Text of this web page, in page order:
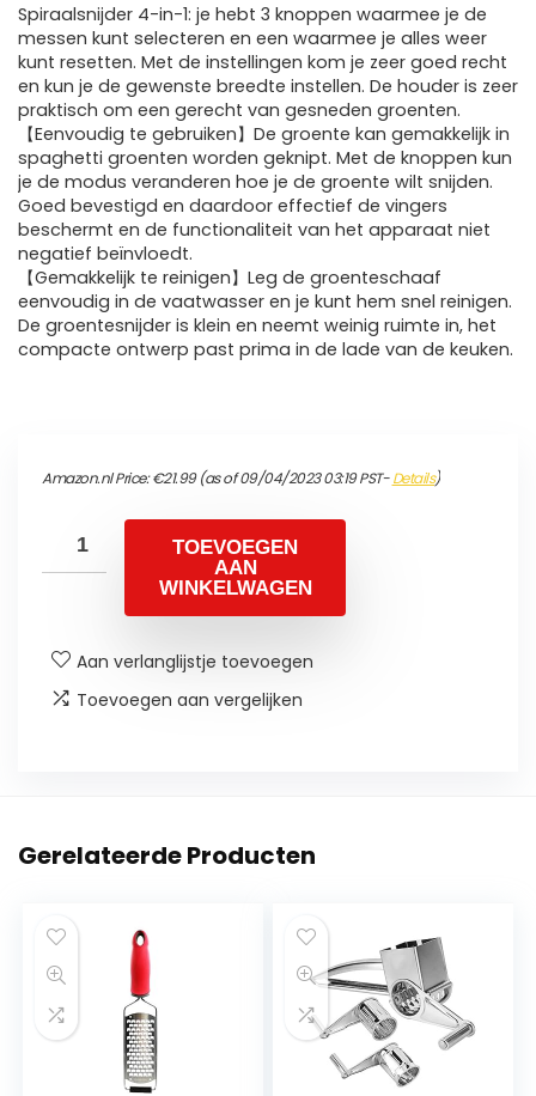
Spiraalsnijder 4-in-1: je hebt 3 knoppen waarmee je de
messen kunt selecteren en een waarmee je alles weer
kunt resetten. Met de instellingen kom je zeer goed recht
en kun je de gewenste breedte instellen. De houder is zeer
praktisch om een gerecht van gesneden groenten.
【Eenvoudig te gebruiken】De groente kan gemakkelijk in
spaghetti groenten worden geknipt. Met de knoppen kun
je de modus veranderen hoe je de groente wilt snijden.
Goed bevestigd en daardoor effectief de vingers
beschermt en de functionaliteit van het apparaat niet
negatief beïnvloedt.
【Gemakkelijk te reinigen】Leg de groenteschaaf
eenvoudig in de vaatwasser en je kunt hem snel reinigen.
De groentesnijder is klein en neemt weinig ruimte in, het
compacte ontwerp past prima in de lade van de keuken.
Amazon.nl Price:€21.99(as of 09/04/2023 03:19 PST-Details)
TOEVOEGEN
AAN
WINKELWAGEN
Aan verlanglijstje toevoegen
Toevoegen aan vergelijken
Gerelateerde Producten